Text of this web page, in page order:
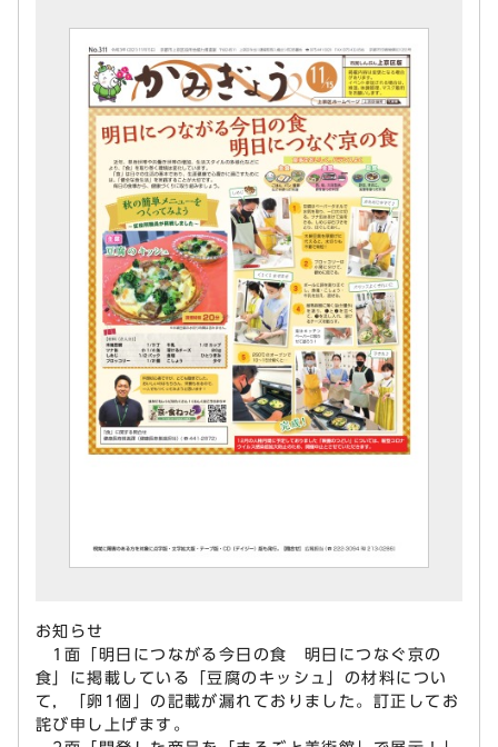
お知らせ
1面「明日につながる今日の食 明日につなぐ京の
食」に掲載している「豆腐のキッシュ」の材料につい
て，「卵1個」の記載が漏れておりました。訂正してお
詫び申し上げます。